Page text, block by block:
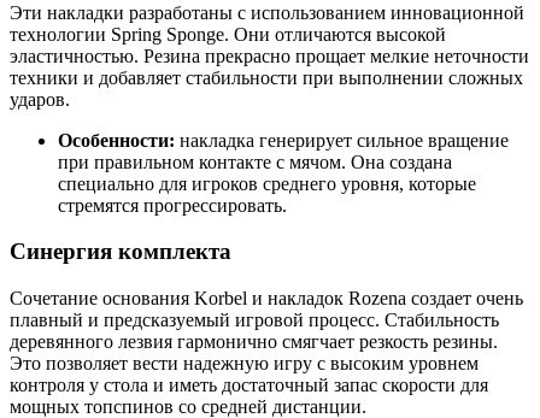
Эти накладки разработаны с использованием инновационной
технологии Spring Sponge. Они отличаются высокой
эластичностью. Резина прекрасно прощает мелкие неточности
техники и добавляет стабильности при выполнении сложных
ударов.
Особенности: накладка генерирует сильное вращение
при правильном контакте с мячом. Она создана
специально для игроков среднего уровня, которые
стремятся прогрессировать.
Синергия комплекта
Сочетание основания Korbel и накладок Rozena создает очень
плавный и предсказуемый игровой процесс. Стабильность
деревянного лезвия гармонично смягчает резкость резины.
Это позволяет вести надежную игру с высоким уровнем
контроля у стола и иметь достаточный запас скорости для
мощных топспинов со средней дистанции.